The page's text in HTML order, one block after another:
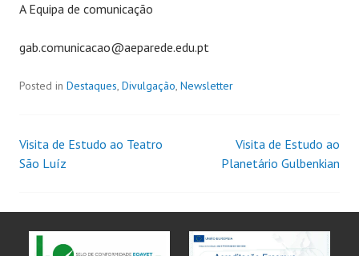
A Equipa de comunicação
gab.comunicacao@aeparede.edu.pt
Posted in Destaques, Divulgação, Newsletter
Visita de Estudo ao Teatro
São Luíz
Visita de Estudo ao
Planetário Gulbenkian